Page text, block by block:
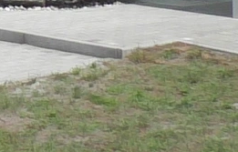
zu aktiven Bestandteilen